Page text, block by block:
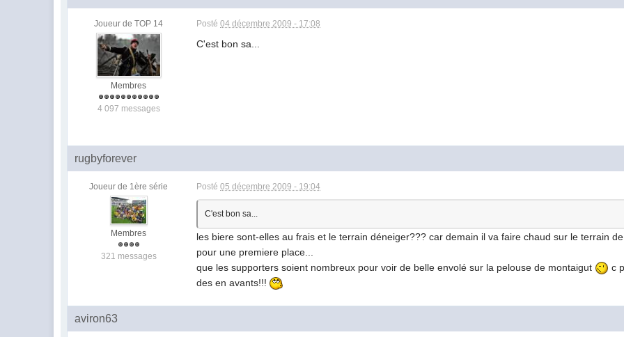
Joueur de TOP 14
Membres
4 097 messages
Posté04 décembre 2009 - 17:08
C'est bon sa...
rugbyforever
Joueur de 1ère série
Membres
321 messages
Posté05 décembre 2009 - 19:04
C'est bon sa...
les biere sont-elles au frais et le terrain déneiger??? car demain il va faire chaud sur le terrain
pour une premiere place...
que les supporters soient nombreux pour voir de belle envolé sur la pelouse de montaigut
c
des en avants!!!
aviron63